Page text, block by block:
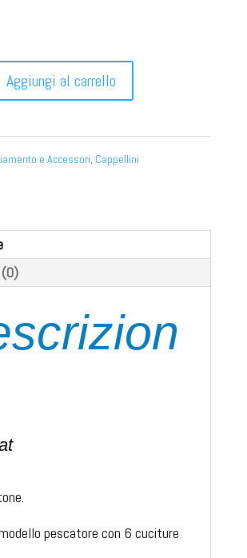
Aggiungi al carrello
e Accessori, Cappellini
(0)
pescatore con 6 cuciture